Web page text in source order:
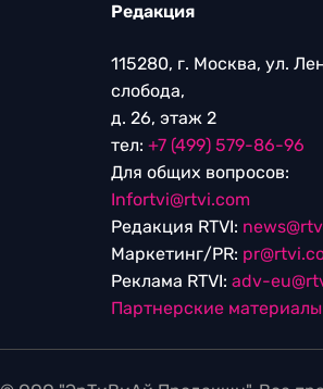
Редакция
115280, г. Москва, ул.
слобода,
д. 26, этаж 2
тел: +7 (499) 579-86-96
Для общих вопросов:
Infortvi@rtvi.com
Редакция RTVI:
Маркетинг/PR:
Реклама RTVI: adv-
Партнерские материалы